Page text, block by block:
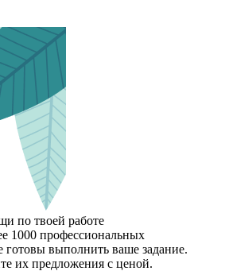
по твоей работе
1000 профессиональных
готовы выполнить ваше задание.
их предложения с ценой.